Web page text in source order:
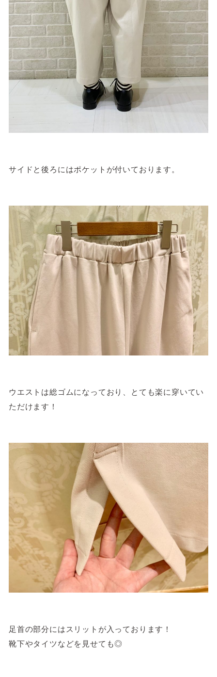
サイドと後ろにはポケットが付いております。
ウエストは総ゴムになっており、とても楽に穿いてい
ただけます！
足首の部分にはスリットが入っております！
靴下やタイツなどを見せても◎